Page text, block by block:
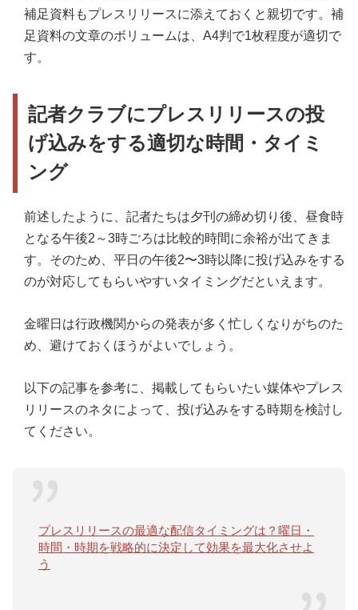
補足資料もプレスリリースに添えておくと親切です。補
足資料の文章のボリュームは、A4判で1枚程度が適切で
す。
記者クラブにプレスリリースの投
げ込みをする適切な時間・タイミ
ング
前述したように、記者たちは夕刊の締め切り後、昼食時
となる午後2～3時ごろは比較的時間に余裕が出てきま
す。そのため、平日の午後2〜3時以降に投げ込みをする
のが対応してもらいやすいタイミングだといえます。
金曜日は行政機関からの発表が多く忙しくなりがちのた
め、避けておくほうがよいでしょう。
以下の記事を参考に、掲載してもらいたい媒体やプレス
リリースのネタによって、投げ込みをする時期を検討し
てください。
プレスリリースの最適な配信タイミングは？曜日・
時間・時期を戦略的に決定して効果を最大化させよ
う